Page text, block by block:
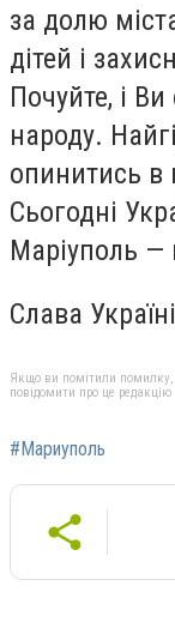
за долю
дітей і
Почуйте, і
народу.
опинитись в
Сьогодні
Маріуполь —
Слава
Якщо ви помітили помилку,
повідомити про це редакцію
#Мариуполь